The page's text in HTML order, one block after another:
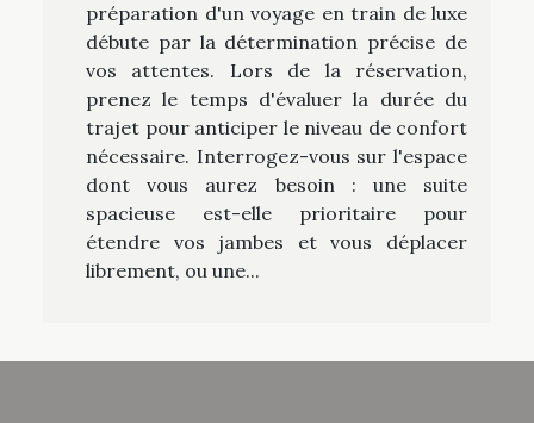
préparation d'un voyage en train de luxe
débute par la détermination précise de
vos attentes. Lors de la réservation,
prenez le temps d'évaluer la durée du
trajet pour anticiper le niveau de confort
nécessaire. Interrogez-vous sur l'espace
dont vous aurez besoin : une suite
spacieuse est-elle prioritaire pour
étendre vos jambes et vous déplacer
librement, ou une...